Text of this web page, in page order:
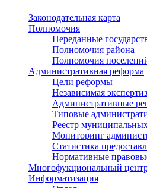
Законодательная карта
Полномочия
Переданные
Полномочия района
Полномочия
Административная реформа
Цели реформы
Независимая
Административные
Типовые
Реестр
Мониторинг
Статистика
Нормативные
Многофукциональный
Информатизация